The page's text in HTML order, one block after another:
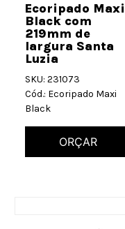
Ecoripado Maxi
Black com
219mm de
largura Santa
Luzia
SKU: 231073
Cód.: Ecoripado Maxi
Black
ORÇAR